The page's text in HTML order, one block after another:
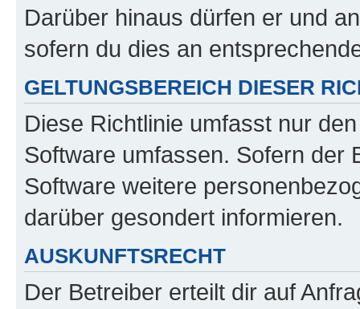
Darüber hinaus dürfen er und
sofern du dies an
GELTUNGSBEREICH DIESER
Diese Richtlinie umfasst nur
Software umfassen. Sofern der
Software weitere
darüber gesondert informieren.
AUSKUNFTSRECHT
Der Betreiber erteilt dir auf